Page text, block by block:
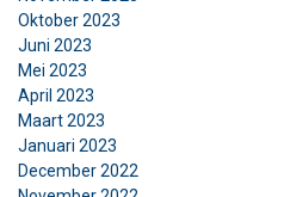
Oktober 2023
Juni 2023
Mei 2023
April 2023
Maart 2023
Januari 2023
December 2022